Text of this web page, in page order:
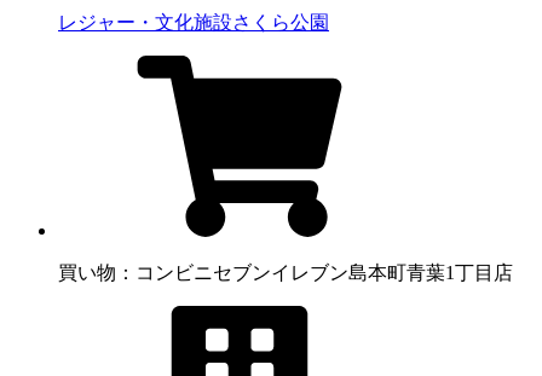
レジャー・文化施設さくら公園
買い物：コンビニセブンイレブン島本町青葉1丁目店